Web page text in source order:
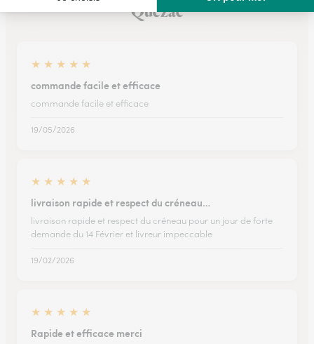
Quézac
★ ★ ★ ★ ★
commande facile et efficace
commande facile et efficace
19/05/2026
★ ★ ★ ★ ★
livraison rapide et respect du créneau…
livraison rapide et respect du créneau pour un jour de forte
demande du 14 Février et livreur impeccable
19/02/2026
★ ★ ★ ★ ★
Rapide et efficace merci